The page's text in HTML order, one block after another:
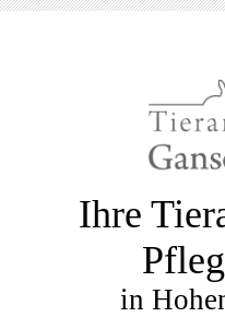
Ihre
in